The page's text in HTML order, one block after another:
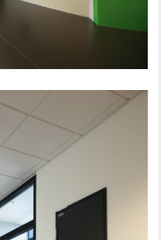
NORGE